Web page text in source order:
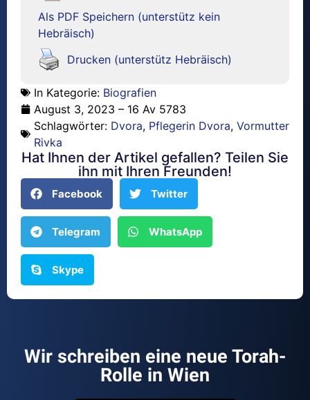
Als PDF Speichern (unterstütz kein
Hebräisch)
Drucken (unterstütz Hebräisch)
In Kategorie: Biografien
August 3, 2023 – 16 Av 5783
Schlagwörter: Dvora, Pflegerin Dvora, Vormutter
Rivka
Hat Ihnen der Artikel gefallen? Teilen Sie
ihn mit Ihren Freunden!
Facebook Twitter
Telegram WhatsApp
Skype
Wir schreiben eine neue Torah-
Rolle in Wien